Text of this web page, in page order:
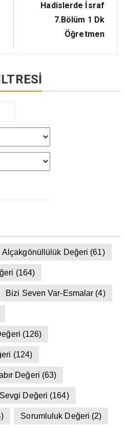
Hadislerde İsraf
7.Bölüm 1 Dk
Öğretmen
Alçakgönüllülük Değeri (61)
(164)
Bizi Seven Var-Esmalar (4)
(126)
(124)
Değeri (63)
Sevgi Değeri (164)
Sorumluluk Değeri (2)